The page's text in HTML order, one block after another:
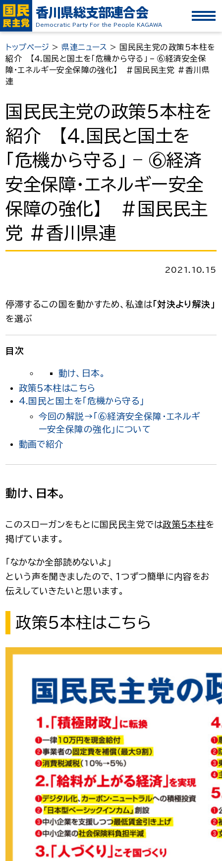
香川県総支部連合会
Democratic Party For the People KAGAWA
トップページ > 県連ニュース >
国民民主党の政策５本柱を
紹介 【4.国民と国土を「危機から守る」 – ⑥経済安全保
障・エネルギー安全保障の強化】 ＃国民民主党 #香川県
連
国民民主党の政策５本柱を
紹介 【4.国民と国土を
「危機から守る」 – ⑥経済
安全保障・エネルギー安全
保障の強化】 ＃国民民主
党 #香川県連
2021.10.15
停滞するこの国を動かすため、私達は 「対決より解決」
を選ぶ
目次
動け、日本。
政策５本柱はこちら
4.国民と国土を「危機から守る」
今回の解説→「⑥経済安全保障・エネルギ
ー安全保障の強化」について
動画で紹介
動け、日本。
このスローガンをもとに国民民主党では政策５本柱を
掲げています。
「なかなか全部読めないよ」
という声を聞きましたので、１つずつ簡単に内容をお
伝えしていきたいと思います。
政策５本柱はこちら